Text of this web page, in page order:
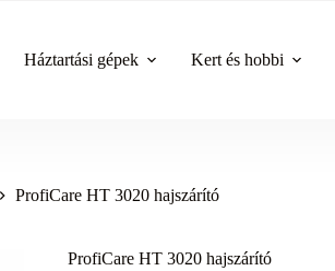
Háztartási gépek Kert és hobbi
ProfiCare HT 3020 hajszárító
ProfiCare HT 3020 hajszárító